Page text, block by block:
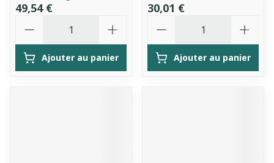
49,54 €
Ajouter au panier
30,01 €
Ajouter au panier